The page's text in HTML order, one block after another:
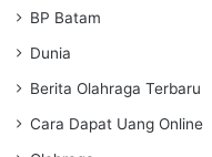
BP Batam
Dunia
Berita Olahraga Terbaru
Cara Dapat Uang Online